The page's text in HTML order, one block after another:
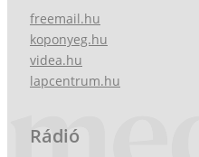
freemail.hu
koponyeg.hu
videa.hu
lapcentrum.hu
Rádió